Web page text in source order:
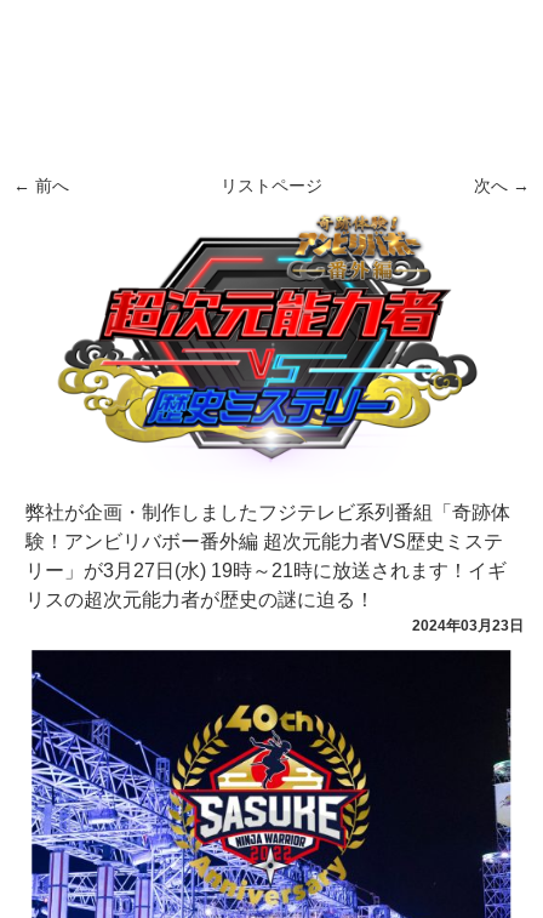
← 前へ リストページ 次へ →
2024年03月23日
弊社が企画・制作しましたフジテレビ系列番組「奇跡体
験！アンビリバボー番外編 超次元能力者VS歴史ミステ
リー」が3月27日(水) 19時～21時に放送されます！イギ
リスの超次元能力者が歴史の謎に迫る！